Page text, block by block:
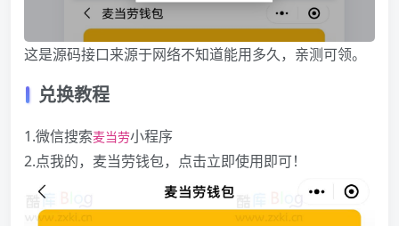
这是源码接口来源于网络不知道能用多久，亲测可领。
兑换教程
1.微信搜索麦当劳小程序
2.点我的，麦当劳钱包，点击立即使用即可！